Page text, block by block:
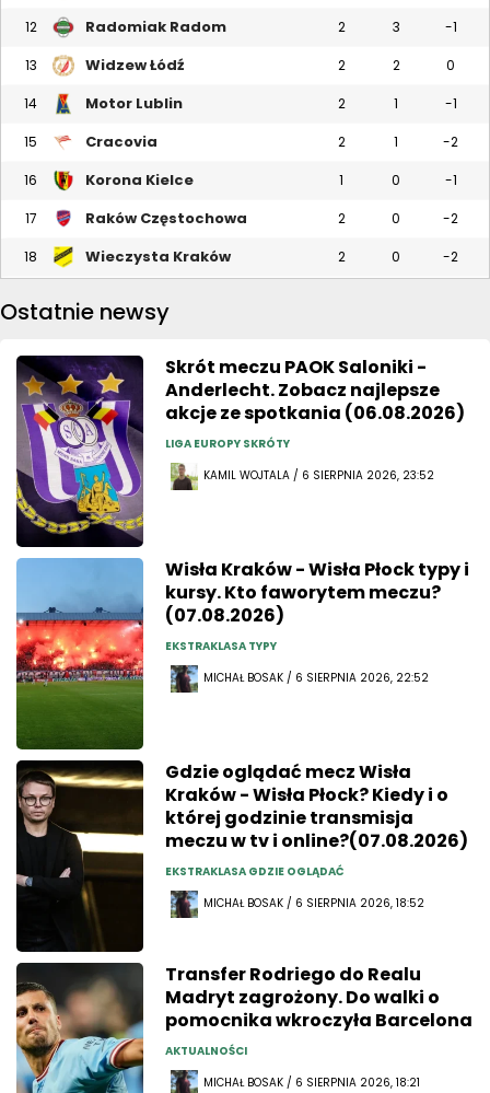
12 Radomiak Radom 2 3 -1
13 Widzew Łódź 2 2 0
14 Motor Lublin 2 1 -1
15 Cracovia 2 1 -2
16 Korona Kielce 1 0 -1
17 Raków Częstochowa 2 0 -2
18 Wieczysta Kraków 2 0 -2
Ostatnie newsy
Skrót meczu PAOK Saloniki -
Anderlecht. Zobacz najlepsze
akcje ze spotkania (06.08.2026)
LIGA EUROPY SKRÓTY
KAMIL WOJTALA / 6 SIERPNIA 2026, 23:52
Wisła Kraków - Wisła Płock typy i
kursy. Kto faworytem meczu?
(07.08.2026)
EKSTRAKLASA TYPY
MICHAŁ BOSAK / 6 SIERPNIA 2026, 22:52
Gdzie oglądać mecz Wisła
Kraków - Wisła Płock? Kiedy i o
której godzinie transmisja
meczu w tv i online?(07.08.2026)
EKSTRAKLASA GDZIE OGLĄDAĆ
MICHAŁ BOSAK / 6 SIERPNIA 2026, 18:52
Transfer Rodriego do Realu
Madryt zagrożony. Do walki o
pomocnika wkroczyła Barcelona
AKTUALNOŚCI
MICHAŁ BOSAK / 6 SIERPNIA 2026, 18:21